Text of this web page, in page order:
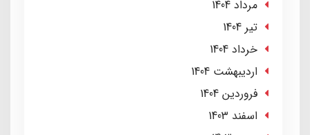
مرداد 1404
تير 1404
خرداد 1404
ارديبهشت 1404
فروردین 1404
اسفند 1403